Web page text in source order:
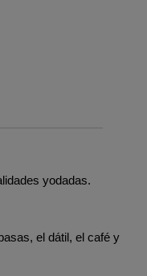
yodadas.
el dátil, el café y